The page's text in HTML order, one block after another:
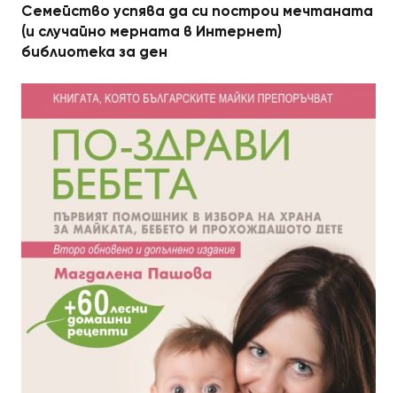
Семейство успява да си построи мечтаната
(и случайно мерната в Интернет)
библиотека за ден